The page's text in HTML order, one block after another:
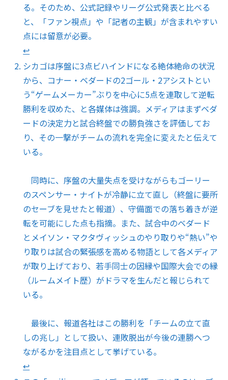
る。そのため、公式記録やリーグ公式発表と比べる
と、「ファン視点」や「記者の主観」が含まれやすい
点には留意が必要。
↩︎
シカゴは序盤に3点ビハインドになる絶体絶命の状況
から、コナー・ベダードの2ゴール・2アシストとい
う“ゲームメーカー”ぶりを中心に5点を連取して逆転
勝利を収めた、と各媒体は強調。メディアはまずベダ
ードの決定力と試合終盤での勝負強さを評価してお
り、その一撃がチームの流れを完全に変えたと伝えて
いる。
同時に、序盤の大量失点を受けながらもゴーリー
のスペンサー・ナイトが冷静に立て直し（終盤に要所
のセーブを見せたと報道）、守備面での落ち着きが逆
転を可能にした点も指摘。また、試合中のベダード
とメイソン・マクタヴィッシュのやり取りや“熱い”や
り取りは試合の緊張感を高める物語として各メディア
が取り上げており、若手同士の因縁や国際大会での縁
（ルームメイト歴）がドラマを生んだと報じられて
いる。
最後に、報道各社はこの勝利を「チームの立て直
しの兆し」として扱い、連敗脱出が今後の連勝へつ
ながるかを注目点として挙げている。
↩︎